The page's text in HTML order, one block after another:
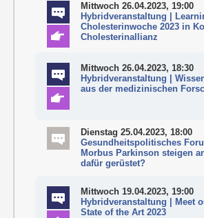
Mittwoch 26.04.2023, 19:00
Hybridveranstaltung |
Cholesterinwoche 2023 in
Cholesterinallianz
Mittwoch 26.04.2023, 18:30
Hybridveranstaltung |
aus der medizinischen
Dienstag 25.04.2023, 18:00
Gesundheitspolitisches
Morbus Parkinson steigen
dafür gerüstet?
Mittwoch 19.04.2023, 19:00
Hybridveranstaltung | Meet
State of the Art 2023